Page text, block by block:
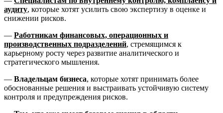
аудиту, которые хотят усилить свою экспертизу в оценке и
снижении рисков.
— Работникам финансовых, операционных и
производственных подразделений, стремящимся к
карьерному росту через развитие аналитического и
стратегического мышления.
— Владельцам бизнеса, которые хотят принимать более
обоснованные решения и выстраивать устойчивую систему
контроля и предупреждения рисков.